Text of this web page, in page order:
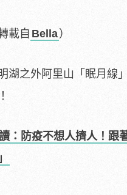
載自 Bella）
湖之外阿里山「眠月線
：防疫不想人擠人！跟